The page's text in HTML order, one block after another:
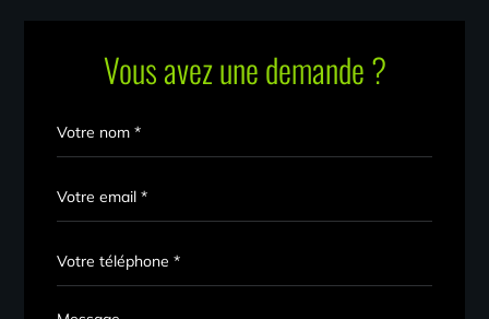
Vous avez une demande ?